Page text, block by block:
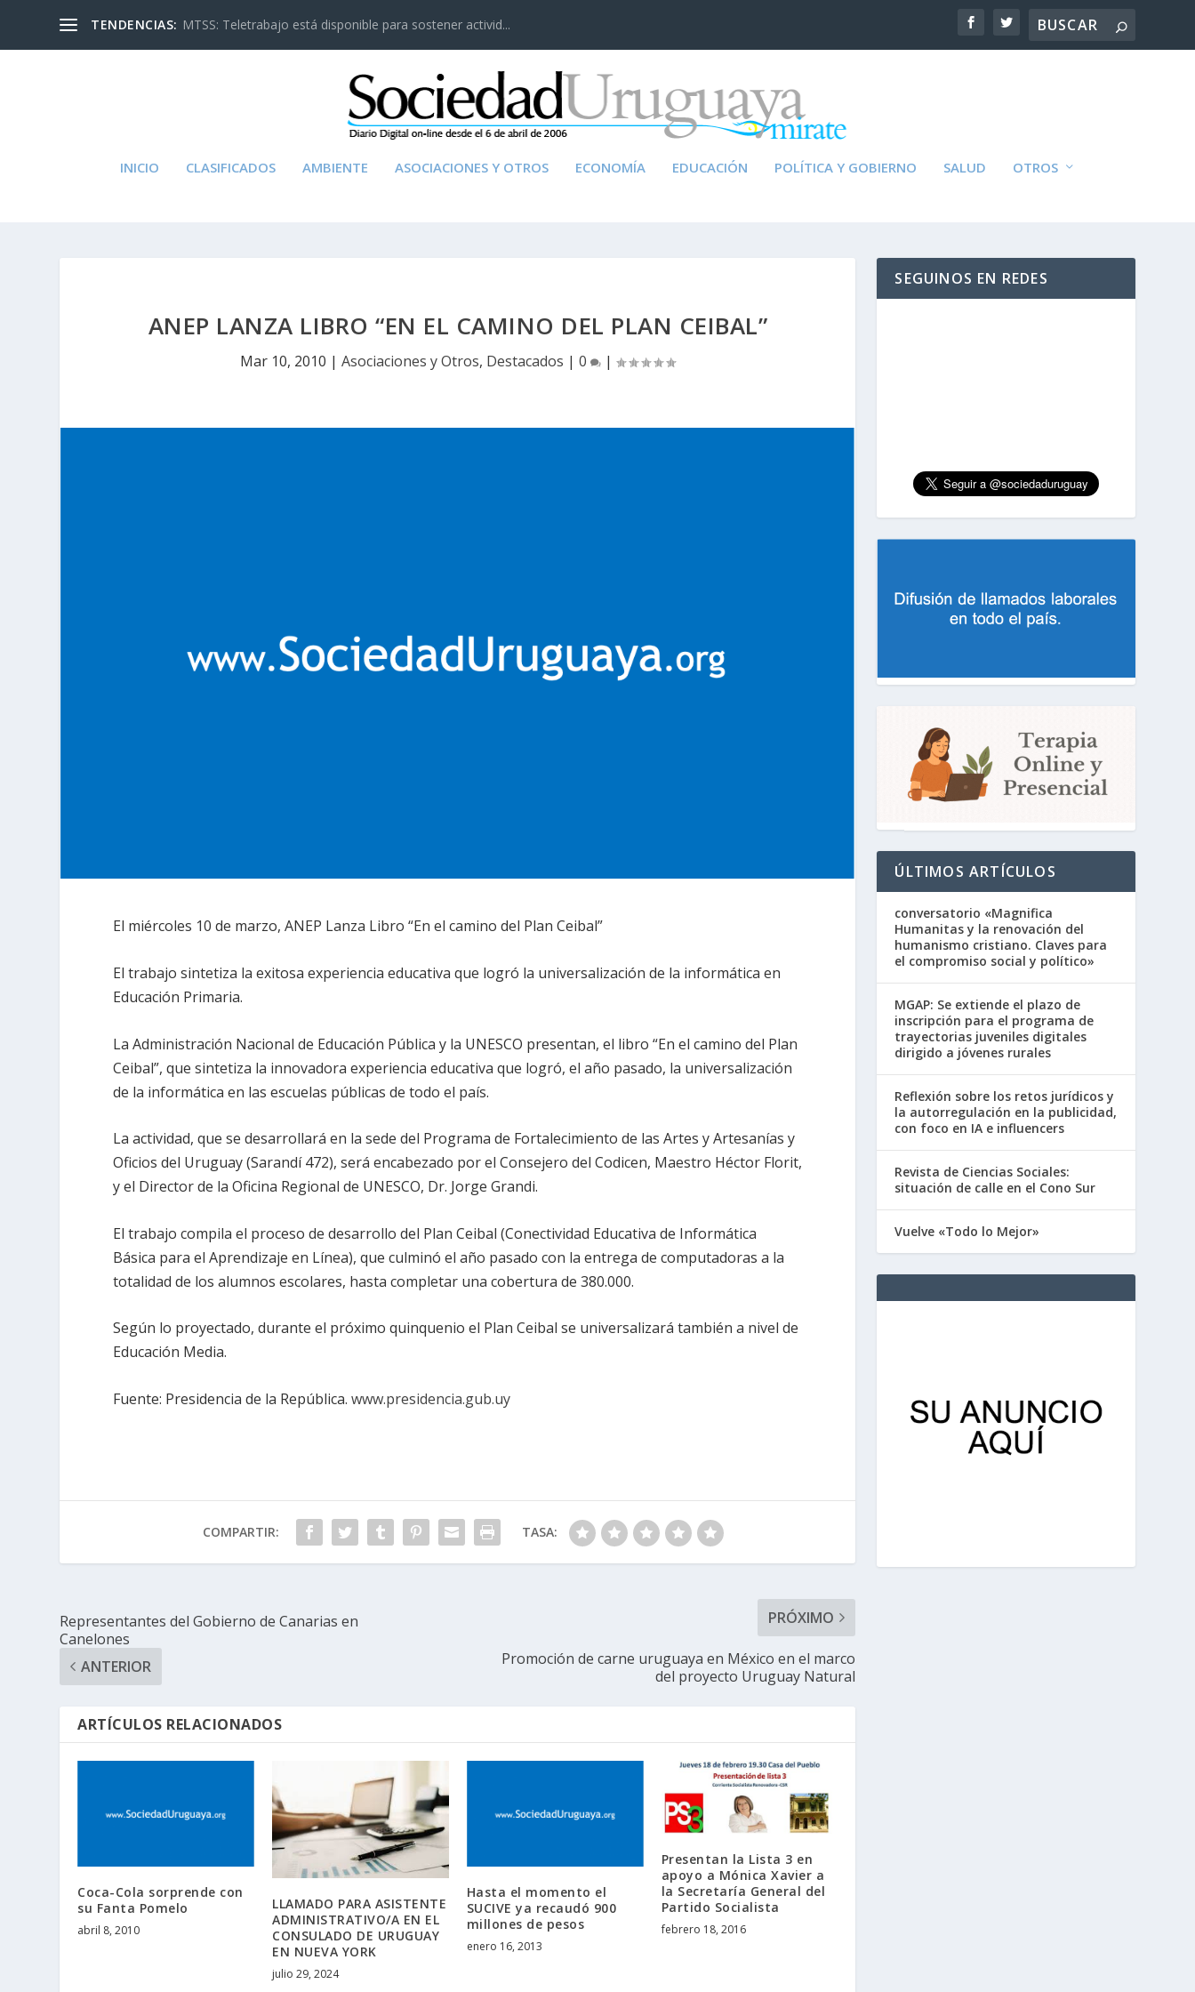
TENDENCIAS: MTSS: Teletrabajo está disponible para sostener activid...
INICIO CLASIFICADOS AMBIENTE ASOCIACIONES Y OTROS ECONOMÍA EDUCACIÓN POLÍTICA Y GOBIERNO SALUD OTROS
ANEP LANZA LIBRO “EN EL CAMINO DEL PLAN CEIBAL”
Mar 10, 2010 |Asociaciones y Otros, Destacados |0 |
El miércoles 10 de marzo, ANEP Lanza Libro “En el camino del Plan Ceibal”
El trabajo sintetiza la exitosa experiencia educativa que logró la universalización de la informática en
Educación Primaria.
La Administración Nacional de Educación Pública y la UNESCO presentan, el libro “En el camino del Plan
Ceibal”, que sintetiza la innovadora experiencia educativa que logró, el año pasado, la universalización
de la informática en las escuelas públicas de todo el país.
La actividad, que se desarrollará en la sede del Programa de Fortalecimiento de las Artes y Artesanías y
Oficios del Uruguay (Sarandí 472), será encabezado por el Consejero del Codicen, Maestro Héctor Florit,
y el Director de la Oficina Regional de UNESCO, Dr. Jorge Grandi.
El trabajo compila el proceso de desarrollo del Plan Ceibal (Conectividad Educativa de Informática
Básica para el Aprendizaje en Línea), que culminó el año pasado con la entrega de computadoras a la
totalidad de los alumnos escolares, hasta completar una cobertura de 380.000.
Según lo proyectado, durante el próximo quinquenio el Plan Ceibal se universalizará también a nivel de
Educación Media.
Fuente: Presidencia de la República.www.presidencia.gub.uy
COMPARTIR: TASA:
Representantes del Gobierno de Canarias en
Canelones
ANTERIOR
PRÓXIMO
Promoción de carne uruguaya en México en el marco
del proyecto Uruguay Natural
ARTÍCULOS RELACIONADOS
Coca-Cola sorprende con
su Fanta Pomelo
abril 8, 2010
LLAMADO PARA ASISTENTE
ADMINISTRATIVO/A EN EL
CONSULADO DE URUGUAY
EN NUEVA YORK
julio 29, 2024
Hasta el momento el
SUCIVE ya recaudó 900
millones de pesos
enero 16, 2013
Presentan la Lista 3 en
apoyo a Mónica Xavier a
la Secretaría General del
Partido Socialista
febrero 18, 2016
SEGUINOS EN REDES
ÚLTIMOS ARTÍCULOS
conversatorio «Magnifica
Humanitas y la renovación del
humanismo cristiano. Claves para
el compromiso social y político»
MGAP: Se extiende el plazo de
inscripción para el programa de
trayectorias juveniles digitales
dirigido a jóvenes rurales
Reflexión sobre los retos jurídicos y
la autorregulación en la publicidad,
con foco en IA e influencers
Revista de Ciencias Sociales:
situación de calle en el Cono Sur
Vuelve «Todo lo Mejor»